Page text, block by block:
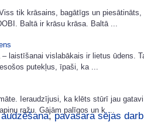
tik krāsains, bagātīgs un piesātināts,
Baltā ir krāsu krāsa. Baltā ...
laistīšanai vislabākais ir lietus ūdens.
putekļus, īpaši, ka ...
Ieraudzījusi, ka klēts stūrī jau
ražu. Gājām palīgos un k ...
,pavasara sējas